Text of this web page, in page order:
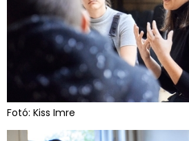
Fotó: Kiss Imre